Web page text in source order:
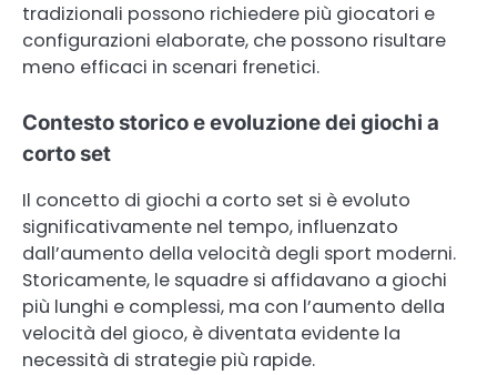
tradizionali possono richiedere più giocatori e
configurazioni elaborate, che possono risultare
meno efficaci in scenari frenetici.
Contesto storico e evoluzione dei giochi a
corto set
Il concetto di giochi a corto set si è evoluto
significativamente nel tempo, influenzato
dall’aumento della velocità degli sport moderni.
Storicamente, le squadre si affidavano a giochi
più lunghi e complessi, ma con l’aumento della
velocità del gioco, è diventata evidente la
necessità di strategie più rapide.